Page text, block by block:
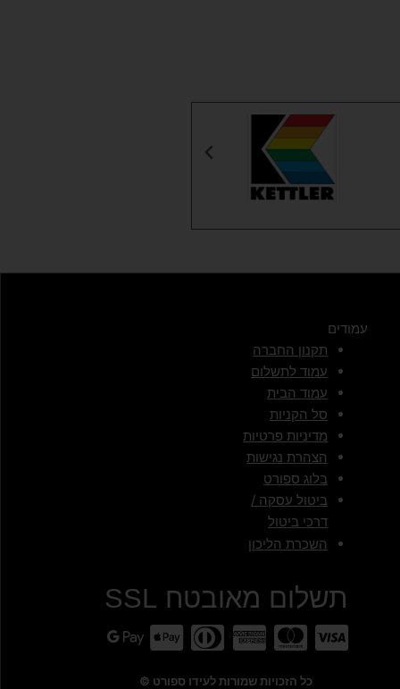
עמודים
תקנון החברה
עמוד לתשלום
עמוד הבית
סל הקניות
מדיניות פרטיות
הצהרת נגישות
בלוג ספורט
ביטול עסקה /
דרכי ביטול
השכרת הליכון
תשלום מאובטח SSL
כל הזכויות שמורות לעידו ספורט ©